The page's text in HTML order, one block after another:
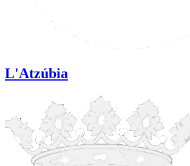
L'Atzúbia